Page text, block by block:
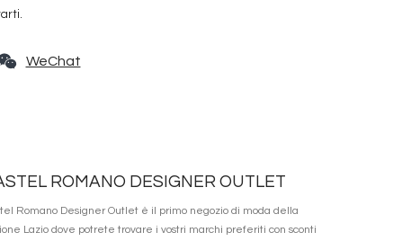
WeChat
ROMANO DESIGNER OUTLET
Romano Designer Outlet è il primo negozio di moda della
Lazio dove potrete trovare i vostri marchi preferiti con sconti